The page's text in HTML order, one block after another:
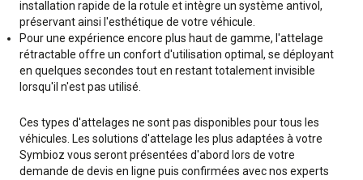
installation rapide de la rotule et intègre un système antivol,
préservant ainsi l'esthétique de votre véhicule.
Pour une expérience encore plus haut de gamme, l'attelage
rétractable offre un confort d'utilisation optimal, se déployant
en quelques secondes tout en restant totalement invisible
lorsqu'il n'est pas utilisé.
Ces types d'attelages ne sont pas disponibles pour tous les
véhicules. Les solutions d'attelage les plus adaptées à votre
Symbioz vous seront présentées d'abord lors de votre
demande de devis en ligne puis confirmées avec nos experts